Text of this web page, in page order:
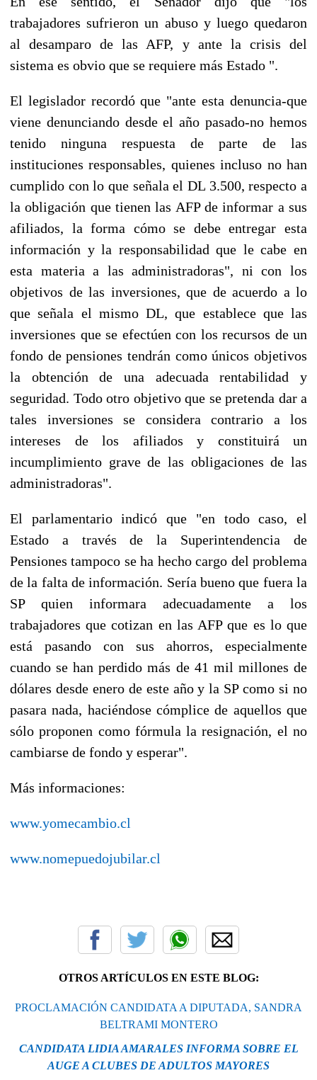
trabajadores sufrieron un abuso y luego quedaron
al desamparo de las AFP, y ante la crisis del
sistema es obvio que se requiere más Estado ".
El legislador recordó que "ante esta denuncia-que
viene denunciando desde el año pasado-no hemos
tenido ninguna respuesta de parte de las
instituciones responsables, quienes incluso no han
cumplido con lo que señala el DL 3.500, respecto a
la obligación que tienen las AFP de informar a sus
afiliados, la forma cómo se debe entregar esta
información y la responsabilidad que le cabe en
esta materia a las administradoras", ni con los
objetivos de las inversiones, que de acuerdo a lo
que señala el mismo DL, que establece que las
inversiones que se efectúen con los recursos de un
fondo de pensiones tendrán como únicos objetivos
la obtención de una adecuada rentabilidad y
seguridad. Todo otro objetivo que se pretenda dar a
tales inversiones se considera contrario a los
intereses de los afiliados y constituirá un
incumplimiento grave de las obligaciones de las
administradoras".
El parlamentario indicó que "en todo caso, el
Estado a través de la Superintendencia de
Pensiones tampoco se ha hecho cargo del problema
de la falta de información. Sería bueno que fuera la
SP quien informara adecuadamente a los
trabajadores que cotizan en las AFP que es lo que
está pasando con sus ahorros, especialmente
cuando se han perdido más de 41 mil millones de
dólares desde enero de este año y la SP como si no
pasara nada, haciéndose cómplice de aquellos que
sólo proponen como fórmula la resignación, el no
cambiarse de fondo y esperar".
Más informaciones:
www.yomecambio.cl
www.nomepuedojubilar.cl
OTROS ARTÍCULOS EN ESTE BLOG:
PROCLAMACIÓN CANDIDATA A DIPUTADA, SANDRA
BELTRAMI MONTERO
CANDIDATA LIDIA AMARALES INFORMA SOBRE EL
AUGE A CLUBES DE ADULTOS MAYORES